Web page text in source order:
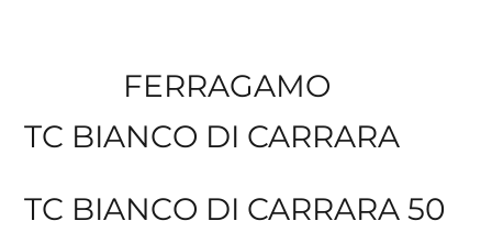
FERRAGAMO
TC BIANCO DI CARRARA
TC BIANCO DI CARRARA 50